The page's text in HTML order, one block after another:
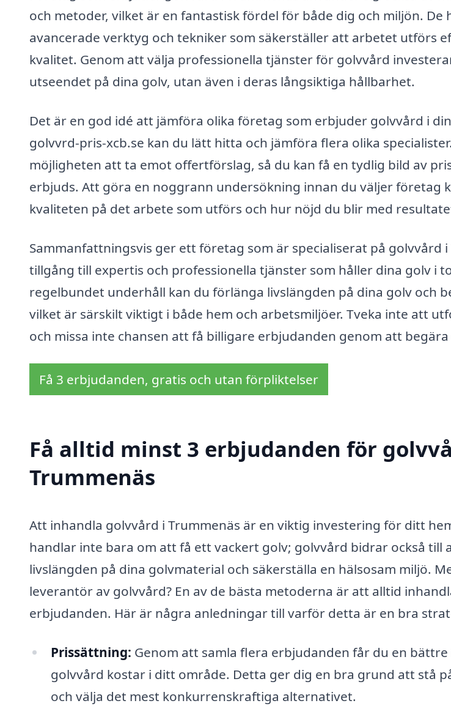
och metoder, vilket är en fantastisk fördel för både dig och miljön. De
avancerade verktyg och tekniker som säkerställer att arbetet utförs
kvalitet. Genom att välja professionella tjänster för golvvård
utseendet på dina golv, utan även i deras långsiktiga hållbarhet.
Det är en god idé att jämföra olika företag som erbjuder golvvård i
golvvrd-pris-xcb.se kan du lätt hitta och jämföra flera olika
möjligheten att ta emot offertförslag, så du kan få en tydlig bild av
erbjuds. Att göra en noggrann undersökning innan du väljer företag
kvaliteten på det arbete som utförs och hur nöjd du blir med
Sammanfattningsvis ger ett företag som är specialiserat på golvvård
tillgång till expertis och professionella tjänster som håller dina golv i
regelbundet underhåll kan du förlänga livslängden på dina golv och
vilket är särskilt viktigt i både hem och arbetsmiljöer. Tveka inte att
och missa inte chansen att få billigare erbjudanden genom att
Få 3 erbjudanden, gratis och utan förpliktelser
Få alltid minst 3 erbjudanden för
Trummenäs
Att inhandla golvvård i Trummenäs är en viktig investering för ditt
handlar inte bara om att få ett vackert golv; golvvård bidrar också till
livslängden på dina golvmaterial och säkerställa en hälsosam miljö.
leverantör av golvvård? En av de bästa metoderna är att alltid
erbjudanden. Här är några anledningar till varför detta är en bra
Prissättning: Genom att samla flera erbjudanden får du en
golvvård kostar i ditt område. Detta ger dig en bra grund att stå
och välja det mest konkurrenskraftiga alternativet.